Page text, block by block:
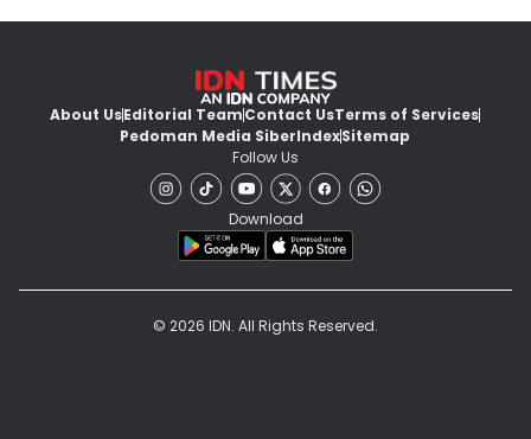
About UsEditorial TeamContact UsTerms of Services
Pedoman Media SiberIndexSitemap
Follow Us
Download
© 2026 IDN. All Rights Reserved.